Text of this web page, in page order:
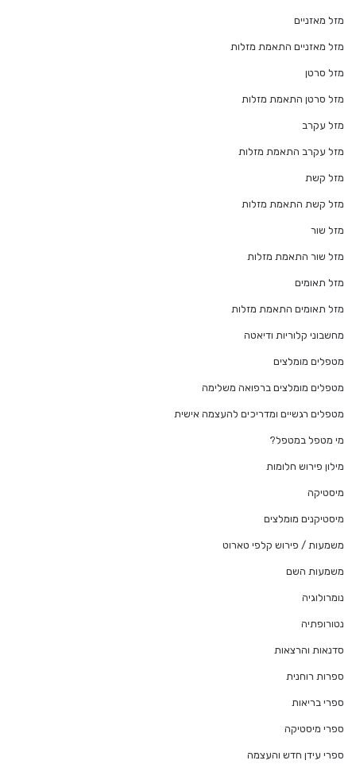
מזל מאזניים
מזל מאזניים התאמת מזלות
מזל סרטן
מזל סרטן התאמת מזלות
מזל עקרב
מזל עקרב התאמת מזלות
מזל קשת
מזל קשת התאמת מזלות
מזל שור
מזל שור התאמת מזלות
מזל תאומים
מזל תאומים התאמת מזלות
מחשבוני קלוריות ודיאטה
מטפלים מומלצים
מטפלים מומלצים ברפואה משלימה
מטפלים רגשיים ומדריכים להעצמה אישית
מי מטפל במטפל?
מילון פירוש חלומות
מיסטיקה
מיסטיקנים מומלצים
משמעות / פירוש קלפי טארוט
משמעות השם
נומרולוגיה
נטורופתיה
סדנאות והרצאות
ספרות רוחנית
ספרי בריאות
ספרי מיסטיקה
ספרי עידן חדש והעצמה